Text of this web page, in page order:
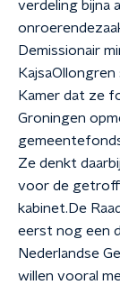
verdeling bijna
onroere
Demissionair m
KajsaOllongren
Kamer dat ze
Groningen
Ze denkt
voor de
kabinet. De
eerst nog een
Nederlandse
willen vooral